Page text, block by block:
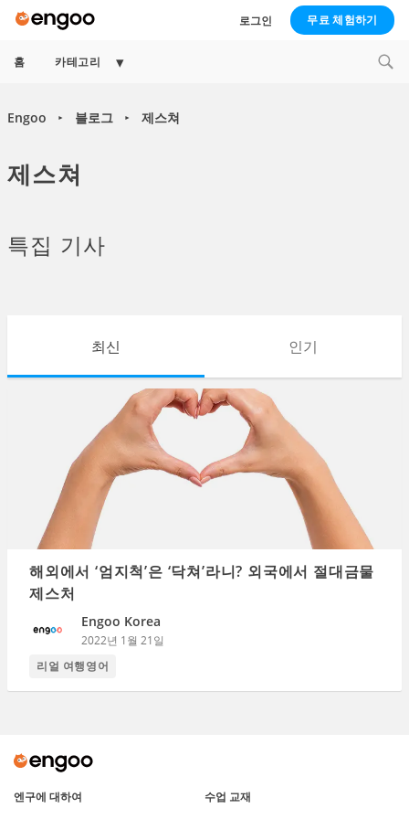
로그인 무료 체험하기
홈 카테고리
Engoo ► 블로그 ► 제스쳐
제스쳐
특집 기사
최신 인기
해외에서 ‘엄지척’은 ‘닥쳐’라니? 외국에서 절대금물
제스처
Engoo Korea
2022년 1월 21일
리얼 여행영어
엔구에 대하여
수업 교재